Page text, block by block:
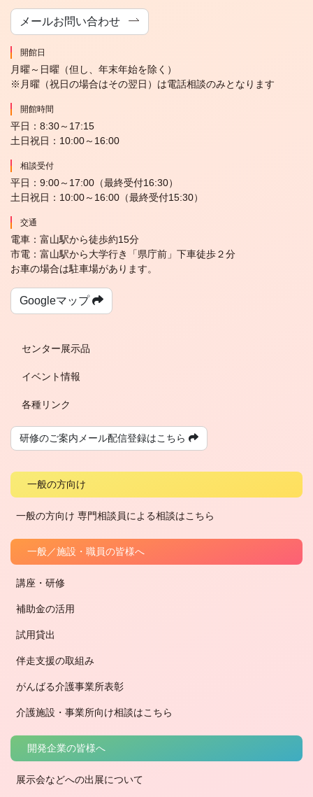
メールお問い合わせ
開館日
月曜～日曜（但し、年末年始を除く）
※月曜（祝日の場合はその翌日）は電話相談のみとなります
開館時間
平日：8:30～17:15
土日祝日：10:00～16:00
相談受付
平日：9:00～17:00（最終受付16:30）
土日祝日：10:00～16:00（最終受付15:30）
交通
電車：富山駅から徒歩約15分
市電：富山駅から大学行き「県庁前」下車徒歩２分
お車の場合は駐車場があります。
Googleマップ
センター展示品
イベント情報
各種リンク
研修のご案内メール配信登録はこちら
一般の方向け
一般の方向け 専門相談員による相談はこちら
一般／施設・職員の皆様へ
講座・研修
補助金の活用
試用貸出
伴走支援の取組み
がんばる介護事業所表彰
介護施設・事業所向け相談はこちら
開発企業の皆様へ
展示会などへの出展について